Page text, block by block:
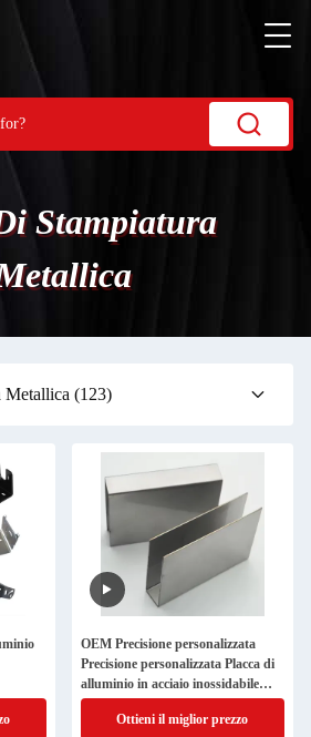
Stampiatura
Metallica (123)
OEM Precisione personalizzata
Precisione personalizzata Placca di
alluminio in acciaio inossidabile
Fabbricazione di ottone di rame di
piegatura di timbro
Ottieni il miglior prezzo